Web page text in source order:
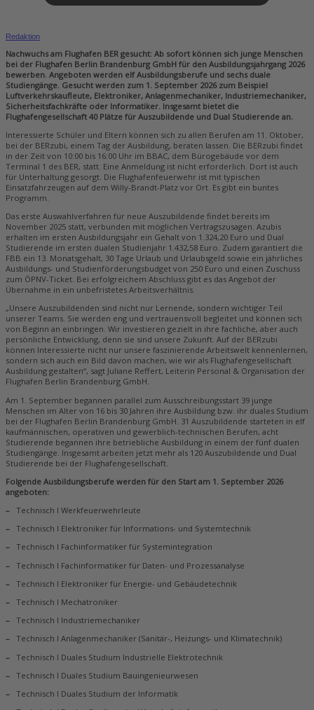
Redaktion
Nachwuchs am Flughafen BER gesucht: Ab sofort können sich junge Menschen
bei der Flughafen Berlin Brandenburg GmbH für den Ausbildungsjahrgang 2026
bewerben. Angeboten werden elf Ausbildungsberufe und sechs duale
Studiengänge. Gesucht werden zum 1. September 2026 zum Beispiel
Luftverkehrskaufleute, Elektroniker, Anlagenmechaniker, Industriemechaniker,
Sicherheitsfachkräfte oder Informatiker. Insgesamt bietet die
Flughafengesellschaft 40 Plätze für Auszubildende und Dual Studierende an.
Interessierte Schüler und Eltern können sich zu allen Berufen am 11. Oktober,
bei der BERzubi, einem Tag der Ausbildung, beraten lassen. Die BERzubi findet
in der Zeit von 10:00 bis 16:00 Uhr im BBAC, dem Bürogebäude vor dem
Terminal 1 des BER, statt. Eine Anmeldung ist nicht erforderlich. Dort ist auch
für Unterhaltung gesorgt. Die Flughafenfeuerwehr ist mit typischen
Einsatzfahrzeugen auf dem Willy-Brandt-Platz vor Ort. Es gibt ein buntes
Programm.
Das erste Auswahlverfahren für neue Auszubildende findet bereits im
November 2025 statt, verbunden mit möglichen Vertragszusagen. Azubis
erhalten im ersten Ausbildungsjahr ein Gehalt von 1.324,20 Euro und Dual
Studierende im ersten dualen Studienjahr 1.432,58 Euro. Zudem garantiert die
FBB ein 13. Monatsgehalt, 30 Tage Urlaub und Urlaubsgeld sowie ein jährliches
Ausbildungs- und Studienförderungsbudget von 250 Euro und einen Zuschuss
zum ÖPNV-Ticket. Bei erfolgreichem Abschluss gibt es das Angebot der
Übernahme in ein unbefristetes Arbeitsverhältnis.
„Unsere Auszubildenden sind nicht nur Lernende, sondern wichtiger Teil
unserer Teams. Sie werden eng und vertrauensvoll begleitet und können sich
von Beginn an einbringen. Wir investieren gezielt in ihre fachliche, aber auch
persönliche Entwicklung, denn sie sind unsere Zukunft. Auf der BERzubi
können Interessierte nicht nur unsere faszinierende Arbeitswelt kennenlernen,
sondern sich auch ein Bild davon machen, wie wir als Flughafengesellschaft
Ausbildung gestalten“, sagt Juliane Reffert, Leiterin Personal & Organisation der
Flughafen Berlin Brandenburg GmbH.
Am 1. September begannen parallel zum Ausschreibungsstart 39 junge
Menschen im Alter von 16 bis 30 Jahren ihre Ausbildung bzw. ihr duales Studium
bei der Flughafen Berlin Brandenburg GmbH. 31 Auszubildende starteten in elf
kaufmännischen, operativen und gewerblich-technischen Berufen, acht
Studierende begannen ihre betriebliche Ausbildung in einem der fünf dualen
Studiengänge. Insgesamt arbeiten jetzt mehr als 120 Auszubildende und Dual
Studierende bei der Flughafengesellschaft.
Folgende Ausbildungsberufe werden für den Start am 1. September 2026
angeboten:
– Technisch I Werkfeuerwehrleute
– Technisch I Elektroniker für Informations- und Systemtechnik
– Technisch I Fachinformatiker für Systemintegration
– Technisch I Fachinformatiker für Daten- und Prozessanalyse
– Technisch I Elektroniker für Energie- und Gebäudetechnik
– Technisch I Mechatroniker
– Technisch I Industriemechaniker
– Technisch I Anlagenmechaniker (Sanitär-, Heizungs- und Klimatechnik)
– Technisch I Duales Studium Industrielle Elektrotechnik
– Technisch I Duales Studium Bauingenieurwesen
– Technisch I Duales Studium der Informatik